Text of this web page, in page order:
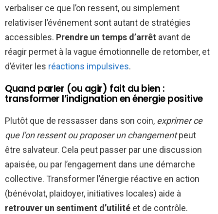
verbaliser ce que l’on ressent, ou simplement
relativiser l’événement sont autant de stratégies
accessibles. Prendre un temps d’arrêt avant de
réagir permet à la vague émotionnelle de retomber, et
d’éviter les réactions impulsives.
Quand parler (ou agir) fait du bien :
transformer l’indignation en énergie positive
Plutôt que de ressasser dans son coin, exprimer ce
que l’on ressent ou proposer un changementpeut
être salvateur. Cela peut passer par une discussion
apaisée, ou par l’engagement dans une démarche
collective. Transformer l’énergie réactive en action
(bénévolat, plaidoyer, initiatives locales) aide à
retrouver un sentiment d’utilité et de contrôle.